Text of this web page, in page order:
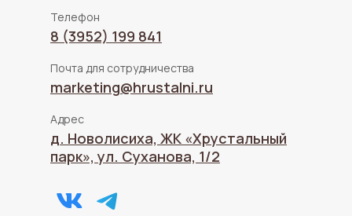
Телефон
8 (3952) 199 841
Почта для сотрудничества
marketing@hrustalni.ru
Адрес
д. Новолисиха, ЖК «Хрустальный
парк», ул. Суханова, 1/2